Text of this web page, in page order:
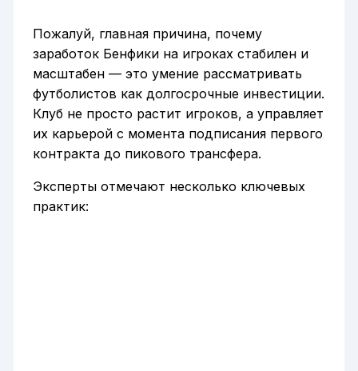
Пожалуй, главная причина, почему
заработок Бенфики на игроках стабилен и
масштабен — это умение рассматривать
футболистов как долгосрочные инвестиции.
Клуб не просто растит игроков, а управляет
их карьерой с момента подписания первого
контракта до пикового трансфера.
Эксперты отмечают несколько ключевых
практик: